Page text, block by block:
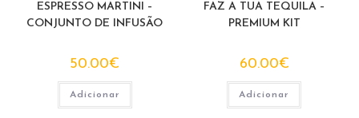
ESPRESSO MARTINI –
CONJUNTO DE INFUSÃO
50.00€
Adicionar
FAZ A TUA TEQUILA –
PREMIUM KIT
60.00€
Adicionar